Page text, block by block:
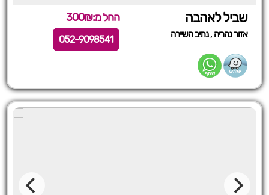
שביל לאהבה החל מ:300₪
אזור נהריה ,נתיב השיירה 052-9098541